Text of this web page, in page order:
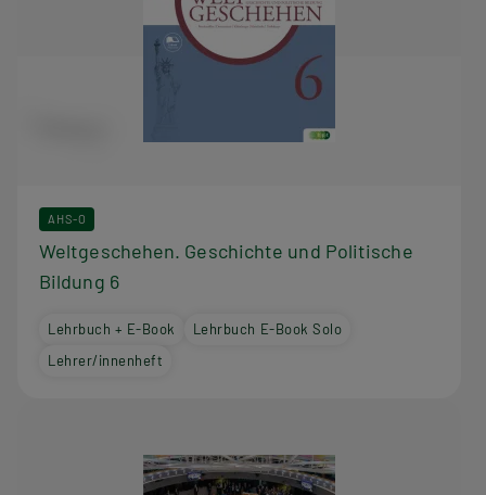
AHS-O
Weltgeschehen. Geschichte und Politische
Bildung 6
Lehrbuch + E-Book
Lehrbuch E-Book Solo
Lehrer/innenheft